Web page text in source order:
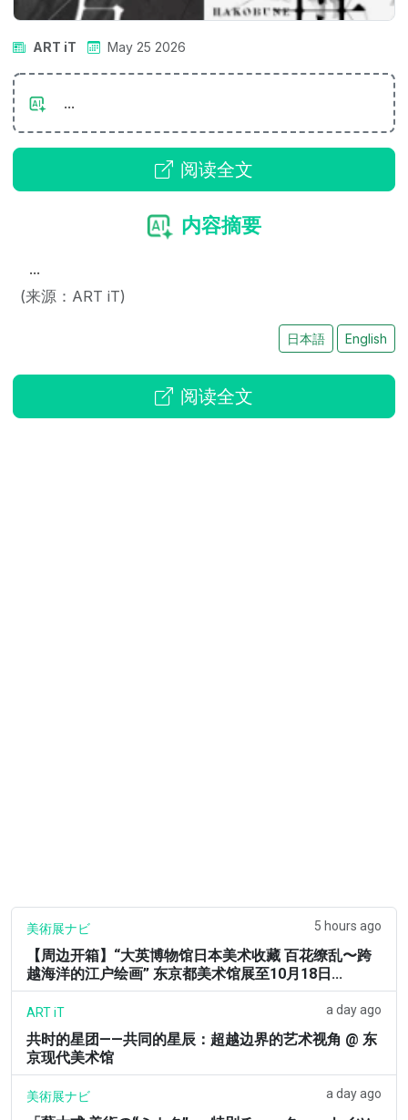
ART iT May 25 2026
...
阅读全文
内容摘要
...
(来源：ART iT)
日本語 English
阅读全文
美術展ナビ 5 hours ago
【周边开箱】“大英博物馆日本美术收藏 百花缭乱〜跨
越海洋的江户绘画” 东京都美术馆展至10月18日...
ART iT a day ago
共时的星团——共同的星辰：超越边界的艺术视角 @ 东
京现代美术馆
美術展ナビ a day ago